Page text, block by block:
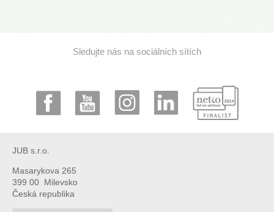
Sledujte nás na sociálních sítích
JUB s.r.o.
Masarykova 265
399 00 Milevsko
Česká republika